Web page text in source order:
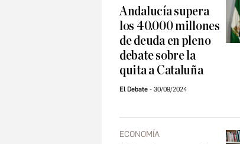
Andalucía supera
los 40.000 millones
de deuda en pleno
debate sobre la
quita a Cataluña
El Debate 30/09/2024
ECONOMÍA